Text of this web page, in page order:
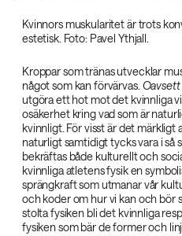
Kvinnors muskularitet är trots
estetisk. Foto: Pavel Ythjall.
Kroppar som tränas utvecklar
något som kan förvärvas. Oavsett
utgöra ett hot mot det kvinnliga
osäkerhet kring vad som är
kvinnligt. För visst är det märkligt
naturligt samtidigt tycks vara i så
bekräftas både kulturellt och
kvinnliga atletens fysik en
sprängkraft som utmanar vår
och koder om hur vi kan och bör
stolta fysiken bli det kvinnliga
fysiken som bär de former och